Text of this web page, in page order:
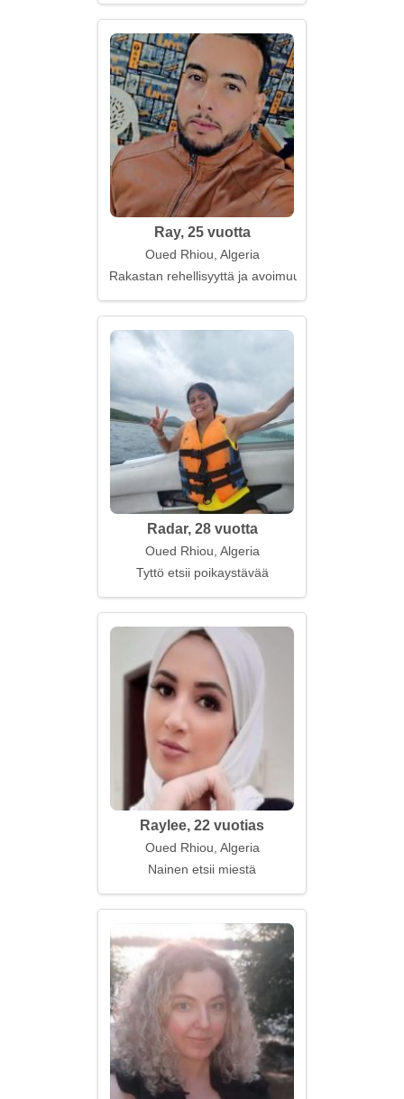
Ray, 25 vuotta
Oued Rhiou, Algeria
Rakastan rehellisyyttä ja avoimuutta
Radar, 28 vuotta
Oued Rhiou, Algeria
Tyttö etsii poikaystävää
Raylee, 22 vuotias
Oued Rhiou, Algeria
Nainen etsii miestä